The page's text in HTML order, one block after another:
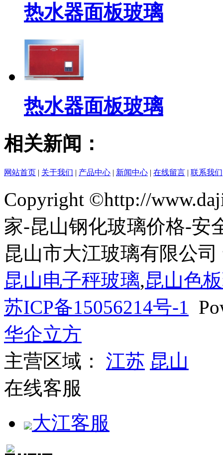
热水器面板玻璃
热水器面板玻璃
相关新闻：
网站首页 关于我们 产品中心 新闻中心 在线留言 联系我们
Copyright ©http://
家-昆山钢化玻璃价格-安
昆山市大江玻璃有限公
昆山电子秤玻璃,昆山色
苏ICP备15056214号-1
华企立方
主营区域： 江苏 昆山
在线客服
大江客服